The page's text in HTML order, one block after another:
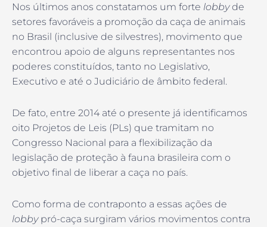
Nos últimos anos constatamos um forte lobbyde
setores favoráveis a promoção da caça de animais
no Brasil (inclusive de silvestres), movimento que
encontrou apoio de alguns representantes nos
poderes constituídos, tanto no Legislativo,
Executivo e até o Judiciário de âmbito federal.
De fato, entre 2014 até o presente já identificamos
oito Projetos de Leis (PLs) que tramitam no
Congresso Nacional para a flexibilização da
legislação de proteção à fauna brasileira com o
objetivo final de liberar a caça no país.
Como forma de contraponto a essas ações de
lobbypró-caça surgiram vários movimentos contra